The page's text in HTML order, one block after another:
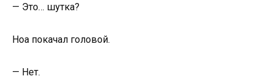
— Это… шутка?
Ноа покачал головой.
— Нет.